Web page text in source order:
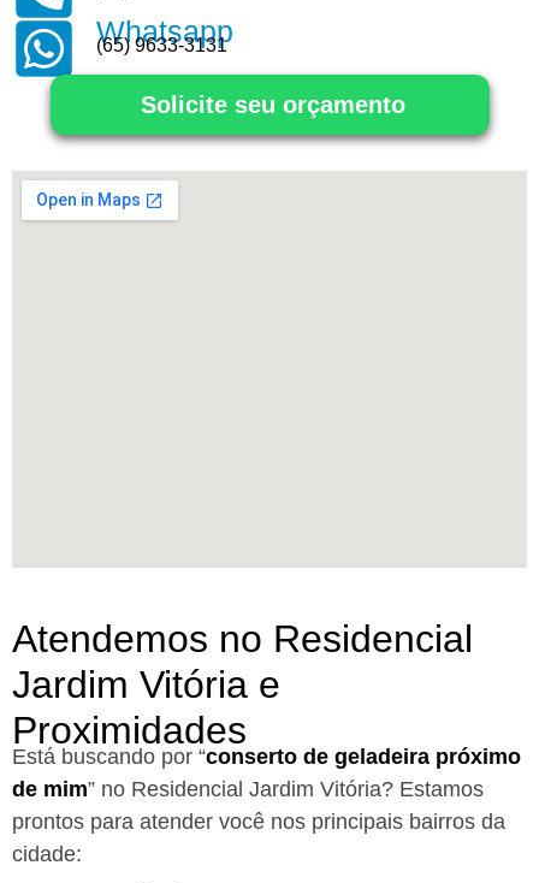
Whatsapp
(65) 9633-3131
Solicite seu orçamento
Atendemos no Residencial
Jardim Vitória e
Proximidades
Está buscando por “conserto de geladeira próximo
de mim” no Residencial Jardim Vitória? Estamos
prontos para atender você nos principais bairros da
cidade: